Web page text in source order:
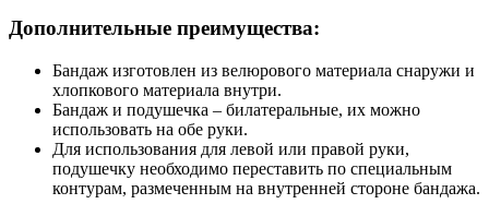
Дополнительные преимущества:
Бандаж изготовлен из велюрового материала снаружи и
хлопкового материала внутри.
Бандаж и подушечка – билатеральные, их можно
использовать на обе руки.
Для использования для левой или правой руки,
подушечку необходимо переставить по специальным
контурам, размеченным на внутренней стороне бандажа.